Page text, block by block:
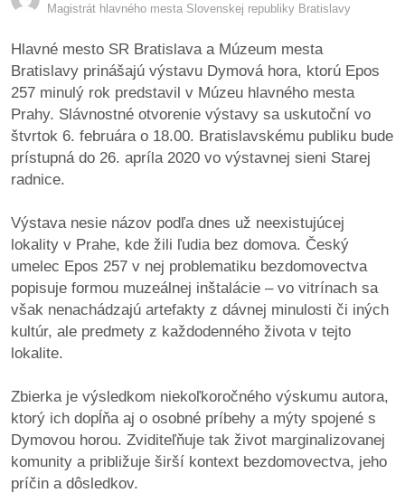
časti
kauzy
konania
stavebné
pripomienkové
konania
dobrá
prax
odkazy
petície
Magistrát hlavného mesta Slovenskej republiky Bratislavy
Hlavné mesto SR Bratislava a Múzeum mesta
Bratislavy prinášajú výstavu Dymová hora, ktorú Epos
257 minulý rok predstavil v Múzeu hlavného mesta
Prahy. Slávnostné otvorenie výstavy sa uskutoční vo
štvrtok 6. februára o 18.00. Bratislavskému publiku bude
prístupná do 26. apríla 2020 vo výstavnej sieni Starej
radnice.
Výstava nesie názov podľa dnes už neexistujúcej
lokality v Prahe, kde žili ľudia bez domova. Český
umelec Epos 257 v nej problematiku bezdomovectva
popisuje formou muzeálnej inštalácie – vo vitrínach sa
však nenachádzajú artefakty z dávnej minulosti či iných
kultúr, ale predmety z každodenného života v tejto
lokalite.
Zbierka je výsledkom niekoľkoročného výskumu autora,
ktorý ich dopĺňa aj o osobné príbehy a mýty spojené s
Dymovou horou. Zviditeľňuje tak život marginalizovanej
komunity a približuje širší kontext bezdomovectva, jeho
príčin a dôsledkov.